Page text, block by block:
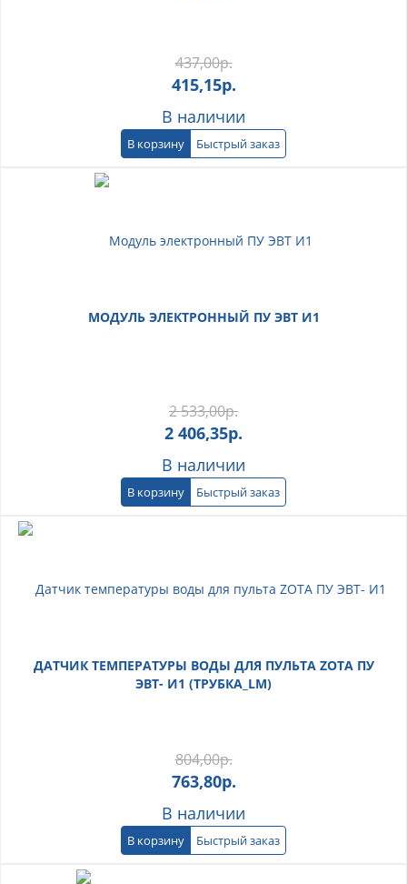
437,00р.
415,15р.
В наличии
В корзину Быстрый заказ
МОДУЛЬ ЭЛЕКТРОННЫЙ ПУ ЭВТ И1
2 533,00р.
2 406,35р.
В наличии
В корзину Быстрый заказ
ДАТЧИК ТЕМПЕРАТУРЫ ВОДЫ ДЛЯ ПУЛЬТА ZOTA ПУ
ЭВТ- И1 (ТРУБКА_LM)
804,00р.
763,80р.
В наличии
В корзину Быстрый заказ